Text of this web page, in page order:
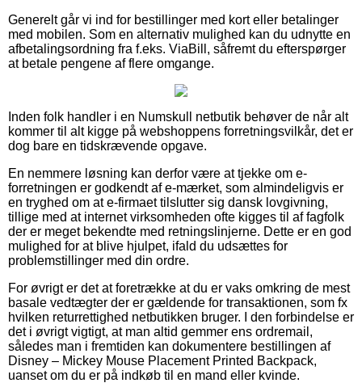
Generelt går vi ind for bestillinger med kort eller betalinger
med mobilen. Som en alternativ mulighed kan du udnytte en
afbetalingsordning fra f.eks. ViaBill, såfremt du efterspørger
at betale pengene af flere omgange.
Inden folk handler i en Numskull netbutik behøver de når alt
kommer til alt kigge på webshoppens forretningsvilkår, det er
dog bare en tidskrævende opgave.
En nemmere løsning kan derfor være at tjekke om e-
forretningen er godkendt af e-mærket, som almindeligvis er
en tryghed om at e-firmaet tilslutter sig dansk lovgivning,
tillige med at internet virksomheden ofte kigges til af fagfolk
der er meget bekendte med retningslinjerne. Dette er en god
mulighed for at blive hjulpet, ifald du udsættes for
problemstillinger med din ordre.
For øvrigt er det at foretrække at du er vaks omkring de mest
basale vedtægter der er gældende for transaktionen, som fx
hvilken returrettighed netbutikken bruger. I den forbindelse er
det i øvrigt vigtigt, at man altid gemmer ens ordremail,
således man i fremtiden kan dokumentere bestillingen af
Disney – Mickey Mouse Placement Printed Backpack,
uanset om du er på indkøb til en mand eller kvinde.